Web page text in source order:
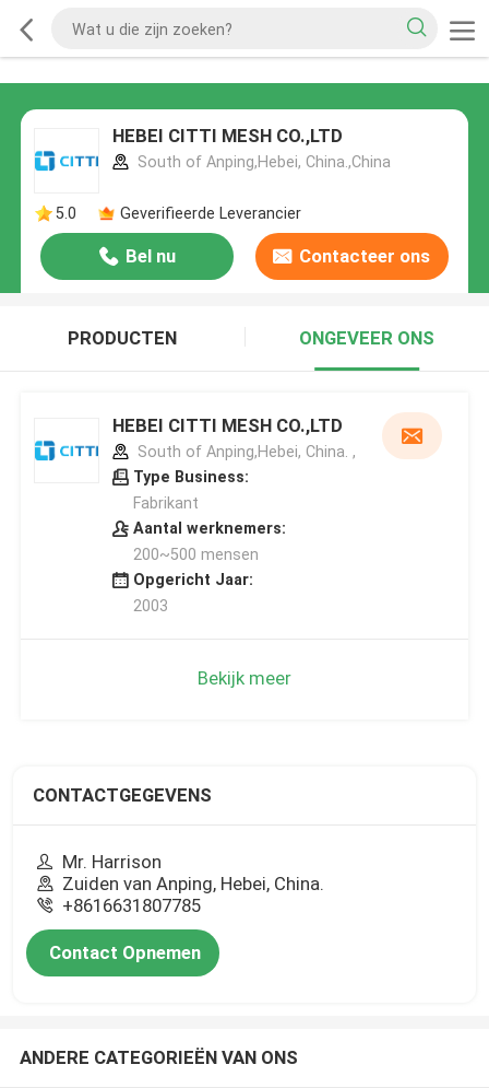
HEBEI CITTI MESH CO.,LTD
South of Anping,Hebei, China.,China
5.0 Geverifieerde Leverancier
Bel nu Contacteer ons
PRODUCTEN ONGEVEER ONS
HEBEI CITTI MESH CO.,LTD
South of Anping,Hebei, China. ,
Type Business:
Fabrikant
Aantal werknemers:
200~500 mensen
Opgericht Jaar:
2003
Bekijk meer
CONTACTGEGEVENS
Mr. Harrison
Zuiden van Anping, Hebei, China.
+8616631807785
Contact Opnemen
ANDERE CATEGORIEËN VAN ONS